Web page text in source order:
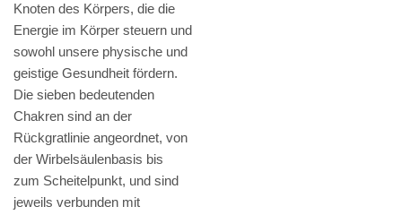
Knoten des Körpers, die die
Energie im Körper steuern und
sowohl unsere physische und
geistige Gesundheit fördern.
Die sieben bedeutenden
Chakren sind an der
Rückgratlinie angeordnet, von
der Wirbelsäulenbasis bis
zum Scheitelpunkt, und sind
jeweils verbunden mit